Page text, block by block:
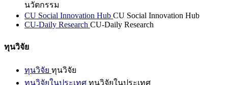
นวัตกรรม
CU Social Innovation Hub CU Social Innovation Hub
CU-Daily Research CU-Daily Research
ทุนวิจัย
ทุนวิจัย ทุนวิจัย
ทุนวิจัยในประเทศ ทุนวิจัยในประเทศ